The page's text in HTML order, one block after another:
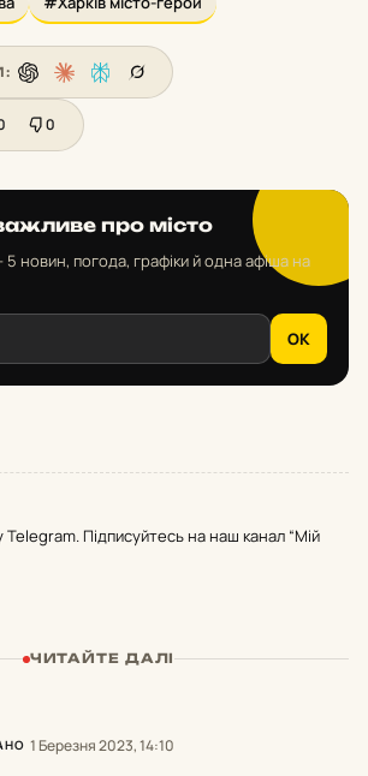
0
про місто
новин, погода, графіки й одна афіша на
OK
Підписуйтесь на наш канал “Мій
ЧИТАЙТЕ ДАЛІ
1 Березня 2023, 14:10